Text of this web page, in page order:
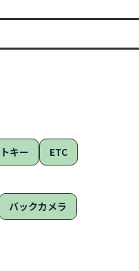
キー ETC
バックカメラ